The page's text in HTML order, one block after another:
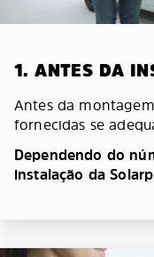
1. ANTES DA
Antes da
fornecidas se
Dependendo do
instalação da